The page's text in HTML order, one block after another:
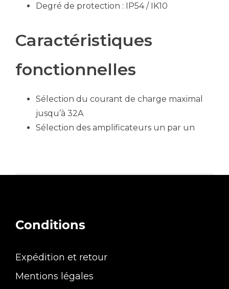
Degré de protection : IP54 / IK10
Caractéristiques
fonctionnelles
Sélection du courant de charge maximal
jusqu’à 32A
Sélection des amplificateurs un par un
Conditions
Expédition et retour
Mentions légales